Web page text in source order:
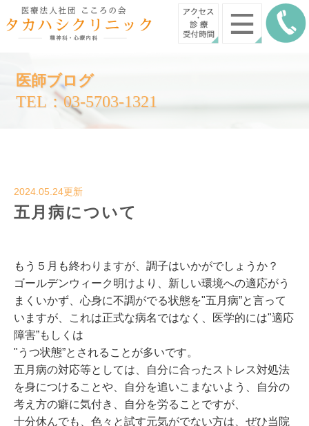
医師ブログ
TEL：03-5703-1321
2024.05.24更新
五月病について
もう５月も終わりますが、調子はいかがでしょうか？
ゴールデンウィーク明けより、新しい環境への適応がう
まくいかず、心身に不調がでる状態を"五月病”と言って
いますが、これは正式な病名ではなく、医学的には"適応
障害”もしくは
"うつ状態”とされることが多いです。
五月病の対応等としては、自分に合ったストレス対処法
を身につけることや、自分を追いこまないよう、自分の
考え方の癖に気付き、自分を労ることですが、
十分休んでも、色々と試す元気がでない方は、ぜひ当院